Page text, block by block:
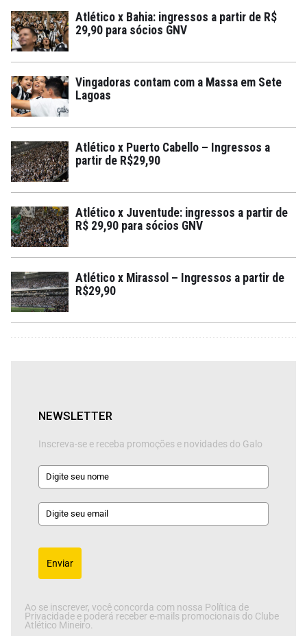
Atlético x Bahia: ingressos a partir de R$
29,90 para sócios GNV
Vingadoras contam com a Massa em Sete
Lagoas
Atlético x Puerto Cabello – Ingressos a
partir de R$29,90
Atlético x Juventude: ingressos a partir de
R$ 29,90 para sócios GNV
Atlético x Mirassol – Ingressos a partir de
R$29,90
NEWSLETTER
Inscreva-se e receba promoções e novidades do Galo
Enviar
Ao se inscrever, você concorda com nossa Política de
Privacidade e poderá receber e-mails promocionais do Clube
Atlético Mineiro.